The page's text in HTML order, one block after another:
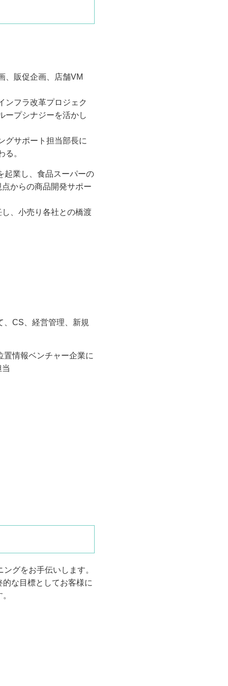
、販促企画、店舗VM
ンフラ改革プロジェク
ープシナジーを活かし
グサポート担当部長に
る。
起業し、食品スーパーの
からの商品開発サポー
、小売り各社との橋渡
、CS、経営管理、新規
情報ベンチャー企業に
グをお手伝いします。
な目標としてお客様に